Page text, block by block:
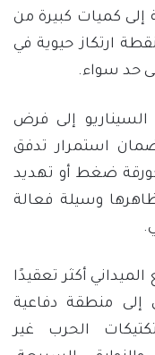
إلى كميات كبيرة من
ارتكاز حيوية في
حد سواء.
إلى فرض
استمرار تدفق
ضغط أو تهديد
ظاهرها وسيلة فعالة
الميداني أكثر تعقيدًا
إلى منطقة دفاعية
الحرب غير